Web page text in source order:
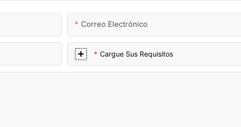
Correo Electrónico
Cargue Sus Requisitos